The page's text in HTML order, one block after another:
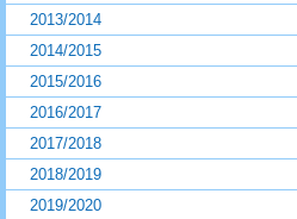
2013/2014
2014/2015
2015/2016
2016/2017
2017/2018
2018/2019
2019/2020